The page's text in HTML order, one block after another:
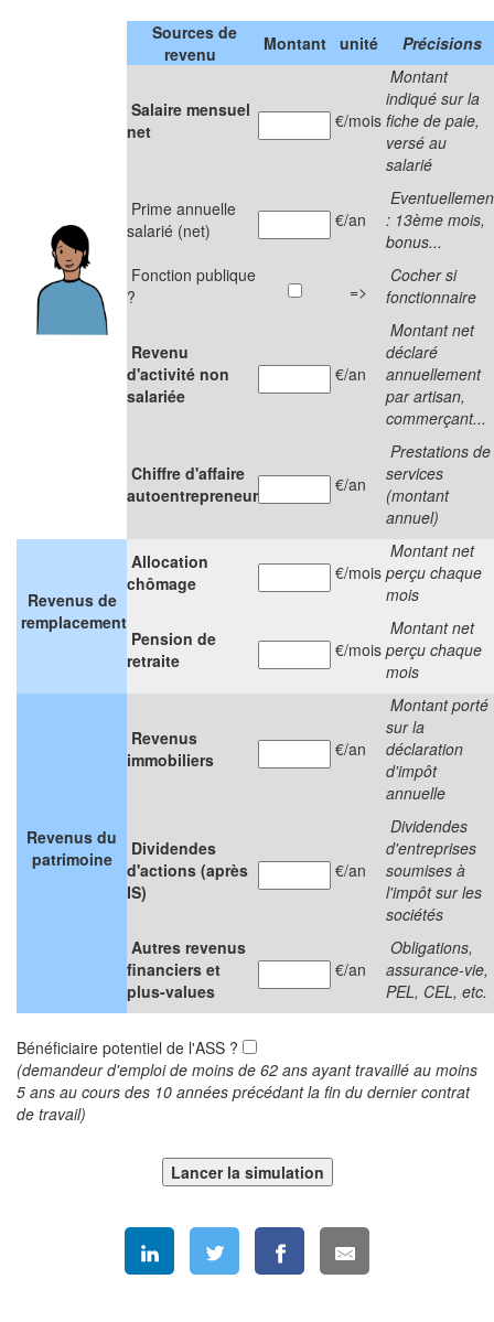
Sources de
revenu
Montant unité Précisions
Salaire mensuel
net
€/mois
Montant
indiqué sur la
fiche de paie,
versé au
salarié
Prime annuelle
salarié (net)
€/an
: 13ème mois,
bonus...
Fonction publique
?
=>
Cocher si
fonctionnaire
Revenu
d'activité non
salariée
€/an
Montant net
déclaré
annuellement
par artisan,
commerçant...
Chiffre d'affaire
autoentrepreneur
€/an
Prestations de
services
(montant
annuel)
Revenus de
remplacement
Allocation
chômage
€/mois
Montant net
perçu chaque
mois
Pension de
retraite
€/mois
Montant net
perçu chaque
mois
Revenus du
patrimoine
Revenus
immobiliers
€/an
Montant porté
sur la
déclaration
d'impôt
annuelle
Dividendes
d'actions (après
IS)
€/an
Dividendes
d'entreprises
soumises à
l'impôt sur les
sociétés
Autres revenus
financiers et
plus-values
€/an
Obligations,
assurance-vie,
PEL, CEL, etc.
Bénéficiaire potentiel de l'ASS ?
(demandeur d'emploi de moins de 62 ans ayant travaillé au moins
5 ans au cours des 10 années précédant la fin du dernier contrat
de travail)